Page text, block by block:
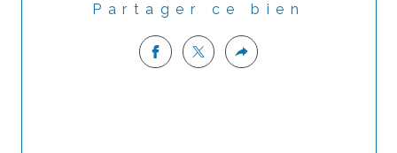
Partager ce bien